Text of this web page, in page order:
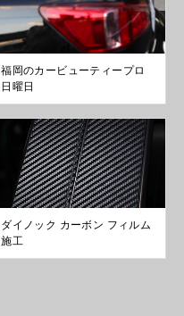
福岡のカービューティープロ
日曜日
ダイノック カーボン フィルム
施工